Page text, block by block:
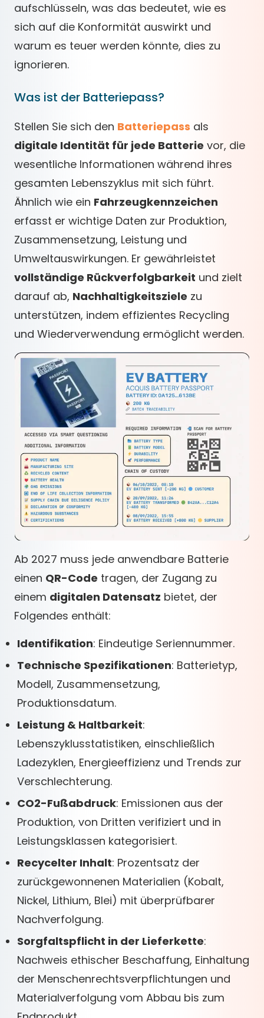
aufschlüsseln, was das bedeutet, wie es
sich auf die Konformität auswirkt und
warum es teuer werden könnte, dies zu
ignorieren.
Was ist der Batteriepass?
Stellen Sie sich den Batteriepass als
digitale Identität für jede Batterie vor, die
wesentliche Informationen während ihres
gesamten Lebenszyklus mit sich führt.
Ähnlich wie ein Fahrzeugkennzeichen
erfasst er wichtige Daten zur Produktion,
Zusammensetzung, Leistung und
Umweltauswirkungen. Er gewährleistet
vollständige Rückverfolgbarkeit und zielt
darauf ab, Nachhaltigkeitsziele zu
unterstützen, indem effizientes Recycling
und Wiederverwendung ermöglicht werden.
Ab 2027 muss jede anwendbare Batterie
einen QR-Code tragen, der Zugang zu
einem digitalen Datensatz bietet, der
Folgendes enthält:
Identifikation: Eindeutige Seriennummer.
Technische Spezifikationen: Batterietyp,
Modell, Zusammensetzung,
Produktionsdatum.
Leistung & Haltbarkeit:
Lebenszyklusstatistiken, einschließlich
Ladezyklen, Energieeffizienz und Trends zur
Verschlechterung.
CO2-Fußabdruck: Emissionen aus der
Produktion, von Dritten verifiziert und in
Leistungsklassen kategorisiert.
Recycelter Inhalt: Prozentsatz der
zurückgewonnenen Materialien (Kobalt,
Nickel, Lithium, Blei) mit überprüfbarer
Nachverfolgung.
Sorgfaltspflicht in der Lieferkette:
Nachweis ethischer Beschaffung, Einhaltung
der Menschenrechtsverpflichtungen und
Materialverfolgung vom Abbau bis zum